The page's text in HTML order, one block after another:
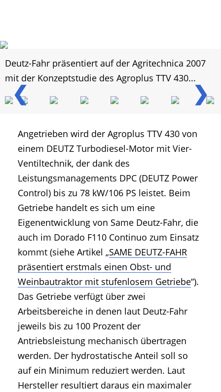
❮ ❯
Deutz-Fahr präsentiert auf der Agritechnica 2007
mit der Konzeptstudie des Agroplus TTV 430...
Angetrieben wird der Agroplus TTV 430 von
einem DEUTZ Turbodiesel-Motor mit Vier-
Ventiltechnik, der dank des
Leistungsmanagements DPC (DEUTZ Power
Control) bis zu 78 kW/106 PS leistet. Beim
Getriebe handelt es sich um eine
Eigenentwicklung von Same Deutz-Fahr, die
auch im Dorado F110 Continuo zum Einsatz
kommt (siehe Artikel „SAME DEUTZ-FAHR
präsentiert erstmals einen Obst- und
Weinbautraktor mit stufenlosem Getriebe“).
Das Getriebe verfügt über zwei
Arbeitsbereiche in denen laut Deutz-Fahr
jeweils bis zu 100 Prozent der
Antriebsleistung mechanisch übertragen
werden. Der hydrostatische Anteil soll so
auf ein Minimum reduziert werden. Laut
Hersteller resultiert daraus ein maximaler